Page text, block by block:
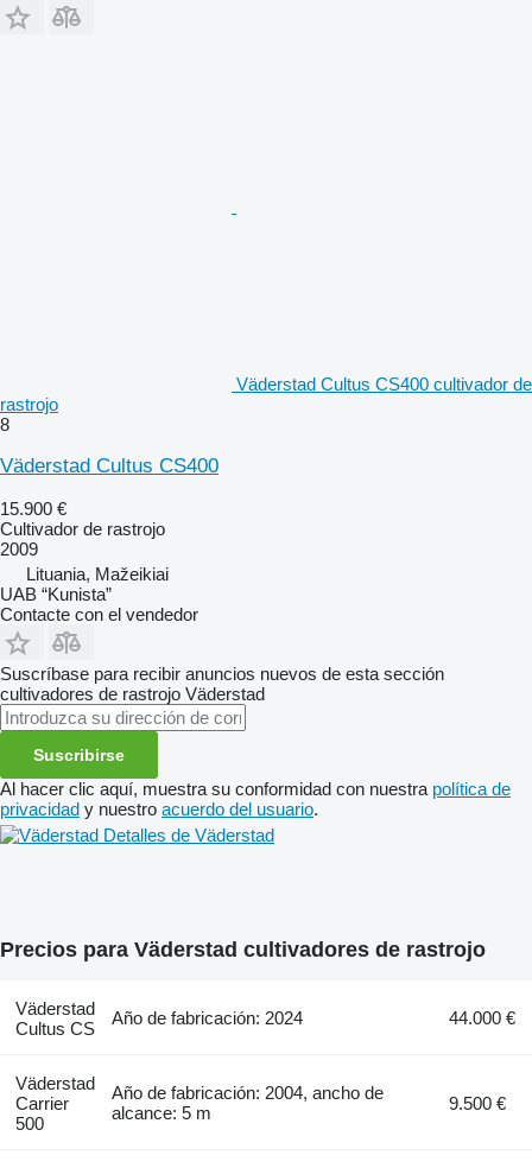
Väderstad Cultus CS400 cultivador de
rastrojo
8
Väderstad Cultus CS400
15.900 €
Cultivador de rastrojo
2009
Lituania, Mažeikiai
UAB “Kunista”
Contacte con el vendedor
Suscríbase para recibir anuncios nuevos de esta sección
cultivadores de rastrojo Väderstad
Suscribirse
Al hacer clic aquí, muestra su conformidad con nuestra política de
privacidad y nuestro acuerdo del usuario.
Detalles de Väderstad
Precios para Väderstad cultivadores de rastrojo
Väderstad
Cultus CS
Año de fabricación: 2024 44.000 €
Väderstad
Carrier
500
Año de fabricación: 2004, ancho de
alcance: 5 m
9.500 €